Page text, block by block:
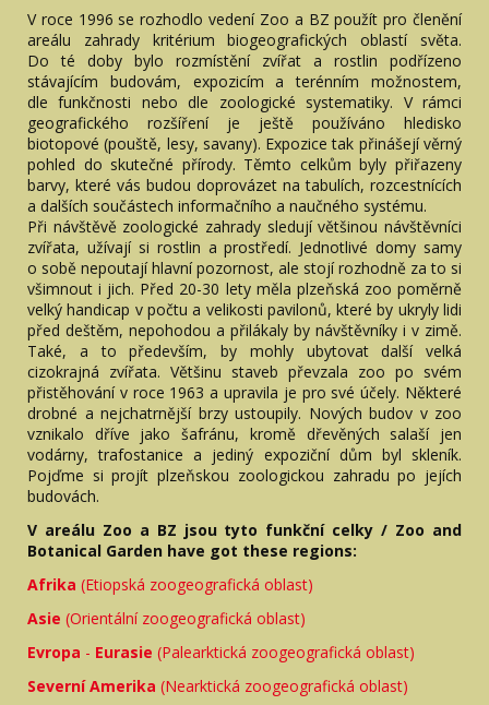
V roce 1996 se rozhodlo vedení Zoo a BZ použít pro členění
areálu zahrady kritérium biogeografických oblastí světa.
Do té doby bylo rozmístění zvířat a rostlin podřízeno
stávajícím budovám, expozicím a terénním možnostem,
dle funkčnosti nebo dle zoologické systematiky. V rámci
geografického rozšíření je ještě používáno hledisko
biotopové (pouště, lesy, savany). Expozice tak přinášejí věrný
pohled do skutečné přírody. Těmto celkům byly přiřazeny
barvy, které vás budou doprovázet na tabulích, rozcestnících
a dalších součástech informačního a naučného systému.
Při návštěvě zoologické zahrady sledují většinou návštěvníci
zvířata, užívají si rostlin a prostředí. Jednotlivé domy samy
o sobě nepoutají hlavní pozornost, ale stojí rozhodně za to si
všimnout i jich. Před 20-30 lety měla plzeňská zoo poměrně
velký handicap v počtu a velikosti pavilonů, které by ukryly lidi
před deštěm, nepohodou a přilákaly by návštěvníky i v zimě.
Také, a to především, by mohly ubytovat další velká
cizokrajná zvířata. Většinu staveb převzala zoo po svém
přistěhování v roce 1963 a upravila je pro své účely. Některé
drobné a nejchatrnější brzy ustoupily. Nových budov v zoo
vznikalo dříve jako šafránu, kromě dřevěných salaší jen
vodárny, trafostanice a jediný expoziční dům byl skleník.
Pojďme si projít plzeňskou zoologickou zahradu po jejích
budovách.
V areálu Zoo a BZ jsou tyto funkční celky / Zoo and
Botanical Garden have got these regions:
Afrika (Etiopská zoogeografická oblast)
Asie (Orientální zoogeografická oblast)
Evropa - Eurasie (Palearktická zoogeografická oblast)
Severní Amerika (Nearktická zoogeografická oblast)